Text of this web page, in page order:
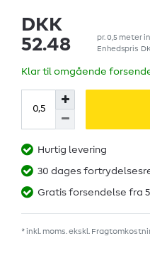
DKK
52.48
pr. 0,5 meter
Enhedspris
Klar til omgående
Hurtig levering
30 dages
Gratis forsendelse fra
* inkl. moms. ekskl.